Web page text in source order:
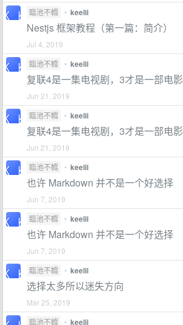
臨池不輟
• keelii
Nestjs 框架教程（第一篇：简介）
Jul 4, 2019
臨池不輟
• keelii
复联4是一集电视剧，3才是一部电影
Jun 21, 2019
臨池不輟
• keelii
复联4是一集电视剧，3才是一部电影
Jun 21, 2019
臨池不輟
• keelii
也许 Markdown 并不是一个好选择
Jun 7, 2019
臨池不輟
• keelii
也许 Markdown 并不是一个好选择
Jun 7, 2019
臨池不輟
• keelii
选择太多所以迷失方向
Mar 25, 2019
臨池不輟
• keelii